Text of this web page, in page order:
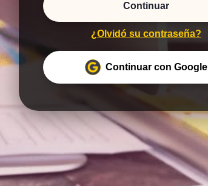
Continuar
¿Olvidó su contraseña?
Continuar con Google